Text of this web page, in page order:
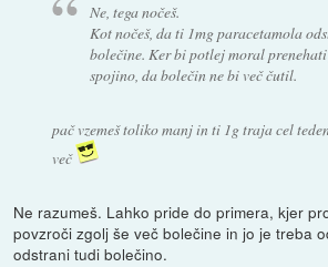
Ne, tega nočeš.
Kot nočeš, da ti 1mg paracetamola
bolečine. Ker bi potlej moral
spojino, da bolečin ne bi več čutil.
pač vzemeš toliko manj in ti 1g traja cel
več
Ne razumeš. Lahko pride do primera, kjer
povzroči zgolj še več bolečine in jo je treba
odstrani tudi bolečino.